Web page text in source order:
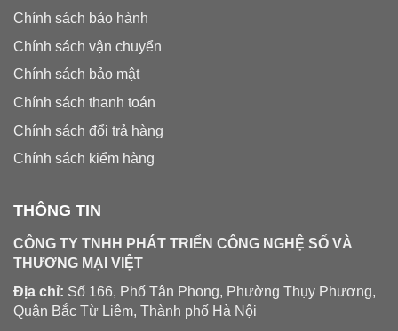
Chính sách bảo hành
Chính sách vận chuyển
Chính sách bảo mật
Chính sách thanh toán
Chính sách đổi trả hàng
Chính sách kiểm hàng
THÔNG TIN
CÔNG TY TNHH PHÁT TRIỂN CÔNG NGHỆ SỐ VÀ
THƯƠNG MẠI VIỆT
Địa chỉ: Số 166, Phố Tân Phong, Phường Thụy Phương,
Quận Bắc Từ Liêm, Thành phố Hà Nội